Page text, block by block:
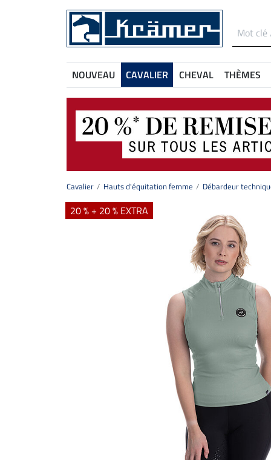
NOUVEAU CAVALIER CHEVAL THÈMES
Cavalier Hauts d'équitation femme Débardeur
20 % + 20 % EXTRA